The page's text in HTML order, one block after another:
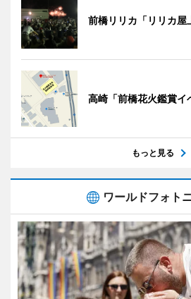
前橋リリカ「リリカ屋
高崎「前橋花火鑑賞イ
もっと見る
ワールドフォト